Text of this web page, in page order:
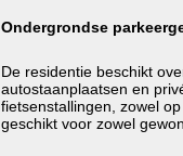
Ondergrondse
De residentie beschikt
autostaanplaatsen en
fietsenstallingen, zowel
geschikt voor zowel